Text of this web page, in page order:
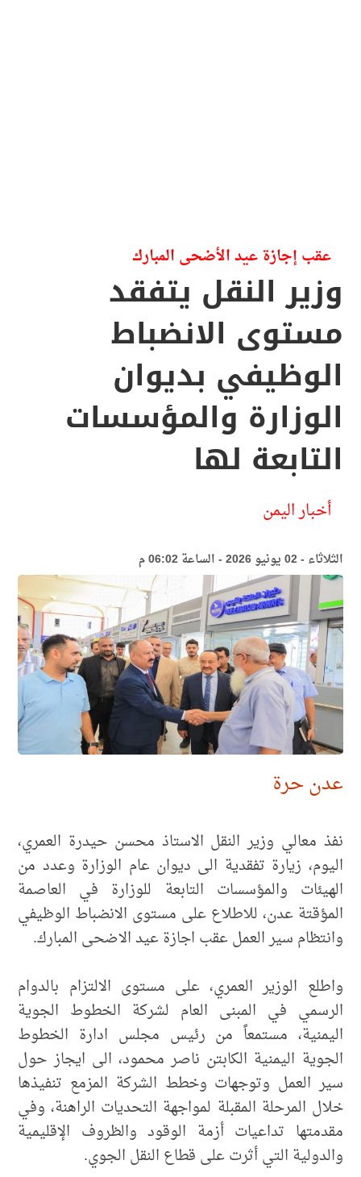
عقب إجازة عيد الأضحى المبارك
وزير النقل يتفقد
مستوى الانضباط
الوظيفي بديوان
الوزارة والمؤسسات
التابعة لها
أخبار اليمن
الثلاثاء - 02 يونيو 2026 - الساعة 06:02 م
عدن حرة
نفذ معالي وزير النقل الاستاذ محسن حيدرة العمري،
اليوم، زيارة تفقدية الى ديوان عام الوزارة وعدد من
الهيئات والمؤسسات التابعة للوزارة في العاصمة
المؤقتة عدن، للاطلاع على مستوى الانضباط الوظيفي
وانتظام سير العمل عقب اجازة عيد الاضحى المبارك.
واطلع الوزير العمري، على مستوى الالتزام بالدوام
الرسمي في المبنى العام لشركة الخطوط الجوية
اليمنية، مستمعاً من رئيس مجلس ادارة الخطوط
الجوية اليمنية الكابتن ناصر محمود، الى ايجاز حول
سير العمل وتوجهات وخطط الشركة المزمع تنفيذها
خلال المرحلة المقبلة لمواجهة التحديات الراهنة، وفي
مقدمتها تداعيات أزمة الوقود والظروف الإقليمية
والدولية التي أثرت على قطاع النقل الجوي.